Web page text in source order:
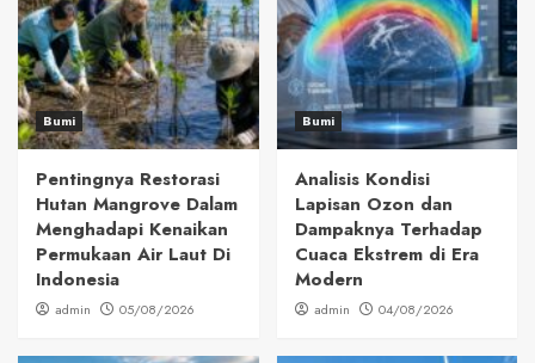
Bumi
Pentingnya Restorasi
Hutan Mangrove Dalam
Menghadapi Kenaikan
Permukaan Air Laut Di
Indonesia
admin 05/08/2026
Bumi
Analisis Kondisi
Lapisan Ozon dan
Dampaknya Terhadap
Cuaca Ekstrem di Era
Modern
admin 04/08/2026